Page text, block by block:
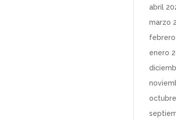
abril
marzo
febrero
enero